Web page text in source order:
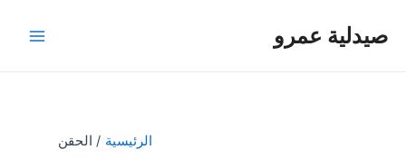
صيدلية عمرو
الرئيسية الحقن